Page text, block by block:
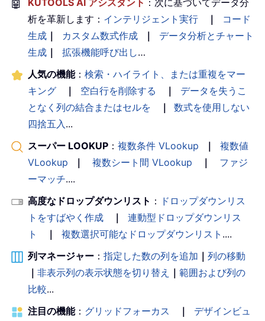
🤖 KUTOOLS AI アシスタント ：次に基づいてデータ分
析を革新します： インテリジェント実行 ｜
コード
生成 ｜ カスタム数式作成 ｜
データ分析とチャート
生成 ｜ 拡張機能呼び出し…
人気の機能： 検索・ハイライト、または重複をマー
キング
｜ 空白行を削除する ｜
データを失うこ
となく列の結合またはセルを
｜
数式を使用しない
四捨五入...
スーパー LOOKUP ： 複数条件 VLookup ｜
複数値
VLookup
｜ 複数シート間 VLookup ｜
ファジ
ーマッチ....
高度なドロップダウンリスト ： ドロップダウンリス
トをすばやく作成
｜
連動型ドロップダウンリス
ト
｜ 複数選択可能なドロップダウンリスト ....
列マネージャー ： 指定した数の列を追加 ｜ 列の移動
｜ 非表示列の表示状態を切り替え ｜ 範囲および列の
比較...
注目の機能： グリッドフォーカス ｜
デザインビュ